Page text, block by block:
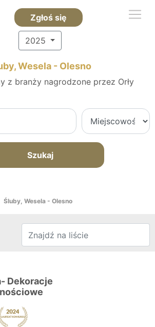
Zgłoś się
2025
Wesela - Olesno
z branży nagrodzone przez Orły
Szukaj
Śluby, Wesela - Olesno
Dekoracje